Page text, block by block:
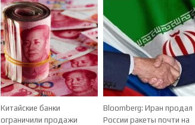
Китайские банки
ограничили продажи
Bloomberg: Иран продал
России ракеты почти на